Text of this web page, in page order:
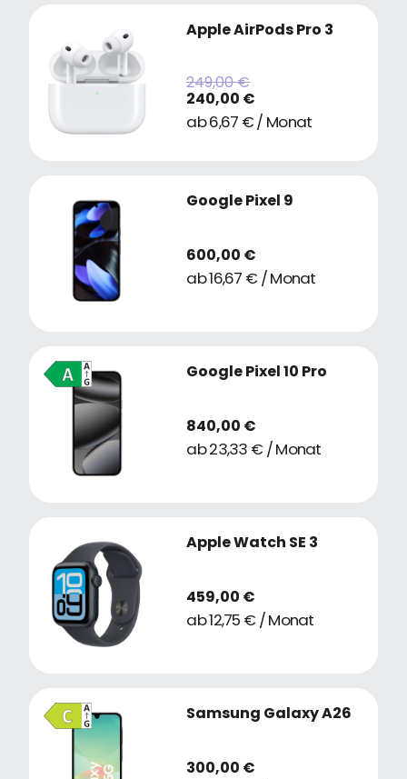
Apple AirPods Pro 3
249,00 €
240,00 €
ab 6,67 € / Monat
Google Pixel 9
600,00 €
ab 16,67 € / Monat
Google Pixel 10 Pro
840,00 €
ab 23,33 € / Monat
Apple Watch SE 3
459,00 €
ab 12,75 € / Monat
Samsung Galaxy A26
300,00 €